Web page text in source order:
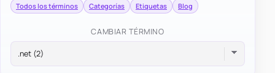
Todos los términos Categorías Etiquetas Blog
CAMBIAR TÉRMINO